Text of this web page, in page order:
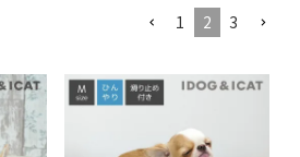
1
2 3